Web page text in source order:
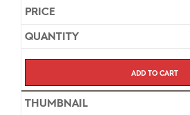
Add to cart